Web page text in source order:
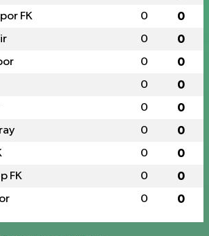
FK 0 0
0 0
0 0
0 0
0 0
0 0
0 0
FK 0 0
0 0